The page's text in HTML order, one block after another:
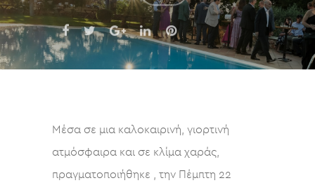
Μέσα σε μια καλοκαιρινή, γιορτινή
ατμόσφαιρα και σε κλίμα χαράς,
πραγματοποιήθηκε , την Πέμπτη 22